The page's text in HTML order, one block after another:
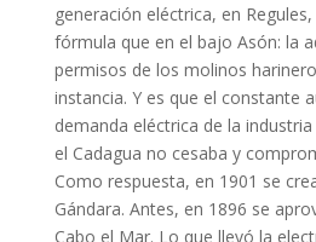
generación eléctrica, en
fórmula que en el bajo Asón: la
permisos de los molinos
instancia. Y es que el constante
demanda eléctrica de la
el Cadagua no cesaba y
Como respuesta, en 1901 se
Gándara. Antes, en 1896 se
Cabo el Mar. Lo que llevó la